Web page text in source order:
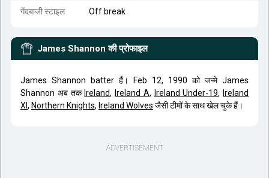
गेंदबाजी स्टाइल Off break
James Shannon की प्रोफाइल
James Shannon batter हैं। Feb 12, 1990 को जन्मे James
Shannon अब तक Ireland, Ireland A, Ireland Under-19, Ireland
XI , Northern Knights, Ireland Wolves जैसी टीमों के साथ खेल चुके हैं।